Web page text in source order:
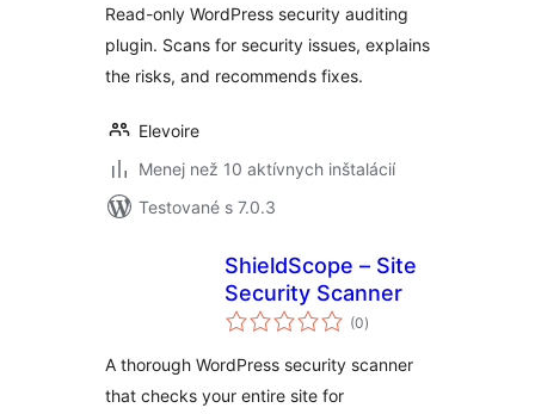
Read-only WordPress security auditing
plugin. Scans for security issues, explains
the risks, and recommends fixes.
Elevoire
Menej než 10 aktívnych inštalácií
Testované s 7.0.3
ShieldScope – Site
Security Scanner
(0celkové
hodnotenie
)
A thorough WordPress security scanner
that checks your entire site for